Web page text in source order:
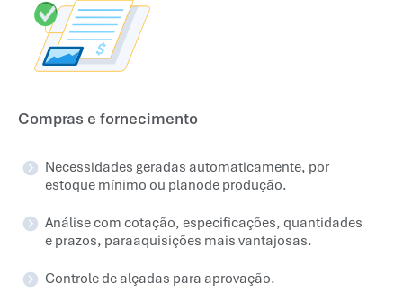
Compras e fornecimento
Necessidades geradas automaticamente, por
estoque mínimo ou planode produção.
Análise com cotação, especificações, quantidades
e prazos, paraaquisições mais vantajosas.
Controle de alçadas para aprovação.